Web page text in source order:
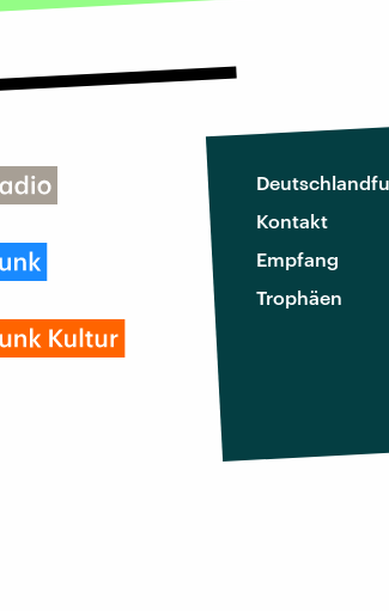
Kontakt
Empfang
Trophäen